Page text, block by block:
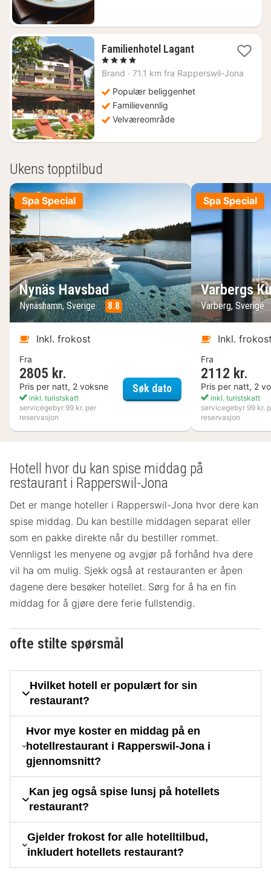
Familienhotel Lagant1
fra
4995
kr.
, 4 Stjerner
Brand · 71.1 km fra Rapperswil-Jona
Populær beliggenhet
Familievennlig
Velværeområde
Ukens topptilbud
Spa Special
Nynäs Havsbad
Nynäshamn, Sverige 8.8
Inkl. frokost
Fra
2805 kr.
Pris per natt, 2 voksne
inkl. turistskatt
servicegebyr 99 kr. per
reservasjon
Søk datoNynäs Havsbad
Spa Special
Varbergs
Varberg, Sverige
Inkl.
Fra
2112 kr.
Pris per natt, 2
inkl. turistskatt
servicegebyr 99 kr.
reservasjon
Hotell hvor du kan spise middag på
restaurant i Rapperswil-Jona
Det er mange hoteller i Rapperswil-Jona hvor dere kan
spise middag. Du kan bestille middagen separat eller
som en pakke direkte når du bestiller rommet.
Vennligst les menyene og avgjør på forhånd hva dere
vil ha om mulig. Sjekk også at restauranten er åpen
dagene dere besøker hotellet. Sørg for å ha en fin
middag for å gjøre dere ferie fullstendig.
ofte stilte spørsmål
Hvilket hotell er populært for sin
restaurant?
Hvor mye koster en middag på en
hotellrestaurant i Rapperswil-Jona i
gjennomsnitt?
Kan jeg også spise lunsj på hotellets
restaurant?
Gjelder frokost for alle hotelltilbud,
inkludert hotellets restaurant?